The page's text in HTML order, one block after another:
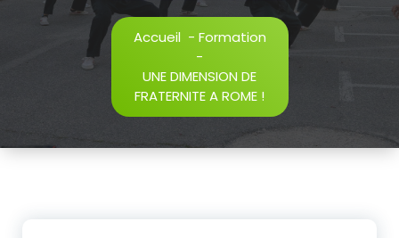
Accueil- Formation
-
UNE DIMENSION DE
FRATERNITE A ROME !